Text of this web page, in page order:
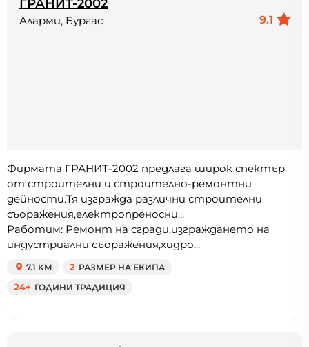
9.1
Аларми, Бургас
Фирмата ГРАНИТ-2002 предлага широк спектър
от строителни и строително-ремонтни
дейности.Тя изгражда различни строителни
съоражения,електропреносни...
Работим: Ремонт на сгради,изграждането на
индустриални съоражения,хидро...
7.1 KM 2 РАЗМЕР НА ЕКИПА
24+ ГОДИНИ ТРАДИЦИЯ